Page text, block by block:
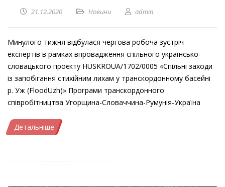
21.12.2020 Новини admin
Минулого тижня відбулася чергова робоча зустріч
експертів в рамках впровадження спільного українсько-
словацького проєкту HUSKROUA/1702/0005 «Спільні заходи
із запобігання стихійним лихам у транскордонному басейні
р. Уж (FloodUzh)» Програми транскордонного
співробітництва Угорщина-Словаччина-Румунія-Україна
Детальніше